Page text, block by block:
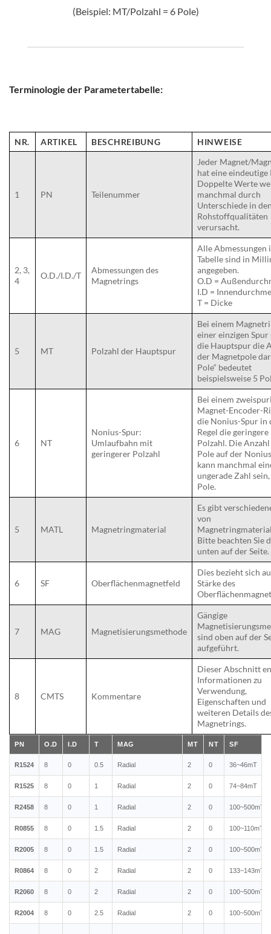
(Beispiel: MT/Polzahl = 6 Pole)
Terminologie der Parametertabelle:
NR. ARTIKEL BESCHREIBUNG HINWEISE
1 PN Teilenummer
Jeder Magnet/
hat eine eindeutige
Doppelte Werte
manchmal durch
Unterschiede in
Rohstoffqualitäten
verursacht.
2, 3,
4
O.D./I.D./T
Abmessungen des
Magnetrings
Alle Abmessungen
Tabelle sind in
angegeben.
O.D =
I.D =
T = Dicke
5 MT Polzahl der Hauptspur
Bei einem
einer einzigen
die Hauptspur die
der Magnetpole
Pole“ bedeutet
beispielsweise 5
6 NT
Nonius-Spur:
Umlaufbahn mit
geringerer Polzahl
Bei einem
Magnet-Encoder-
die Nonius-Spur in
Regel die geringere
Polzahl. Die
Pole auf der
kann manchmal
ungerade Zahl sein,
Pole.
5 MATL Magnetringmaterial
Es gibt
von
Bitte beachten Sie
unten auf der Seite.
6 SF Oberflächenmagnetfeld
Dies bezieht sich
Stärke des
7 MAG Magnetisierungsmethode
Gängige
sind oben auf der
aufgeführt.
8 CMTS Kommentare
Dieser Abschnitt
Informationen zu
Verwendung,
Eigenschaften und
weiteren Details
Magnetrings.
PN O.D I.D T MAG MT NT SF
R1524 8 0 0.5 Radial 2 0 36~46mT
R1525 8 0 1 Radial 2 0 74~84mT
R2458 8 0 1 Radial 2 0 100~500mT
R0855 8 0 1.5 Radial 2 0 100~110mT
R2005 8 0 1.5 Radial 2 0 100~500mT
R0864 8 0 2 Radial 2 0 133~143mT
R2060 8 0 2 Radial 2 0 100~500mT
R2004 8 0 2.5 Radial 2 0 100~500mT